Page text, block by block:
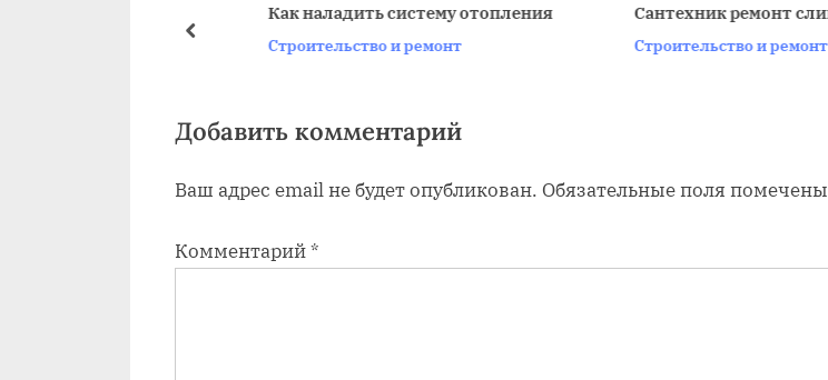
у
я
а
и
п
Как наладить систему отопления
Строительство и ремонт
Сантехник ремонт слива
Строительство и ремонт
пред
Добавить комментарий
Ваш адрес email не будет опубликован. Обязательные поля помечены
Комментарий*